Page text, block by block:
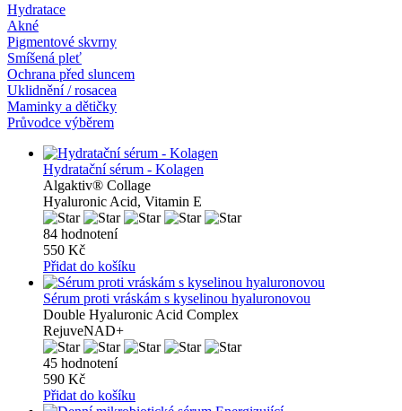
Hydratace
Akné
Pigmentové skvrny
Smíšená pleť
Ochrana před sluncem
Uklidnění / rosacea
Maminky a dětičky
Průvodce výběrem
Hydratační sérum - Kolagen
Algaktiv® Collage
Hyaluronic Acid, Vitamin E
84 hodnotení
550 Kč
Přidat do košíku
Sérum proti vráskám s kyselinou hyaluronovou
Double Hyaluronic Acid Complex
RejuveNAD+
45 hodnotení
590 Kč
Přidat do košíku